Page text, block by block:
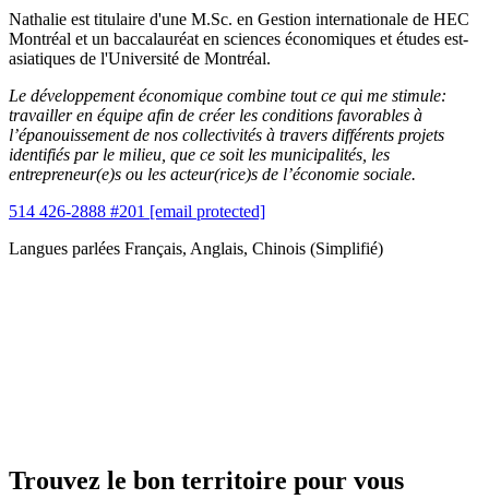
Nathalie est titulaire d'une M.Sc. en Gestion internationale de HEC
Montréal et un baccalauréat en sciences économiques et études est-
asiatiques de l'Université de Montréal.
Le développement économique combine tout ce qui me stimule:
travailler en équipe afin de créer les conditions favorables à
l’épanouissement de nos collectivités à travers différents projets
identifiés par le milieu, que ce soit les municipalités, les
entrepreneur(e)s ou les acteur(rice)s de l’économie sociale.
514 426-2888 #201 [email protected]
Langues parlées Français, Anglais, Chinois (Simplifié)
Trouvez le bon territoire pour vous